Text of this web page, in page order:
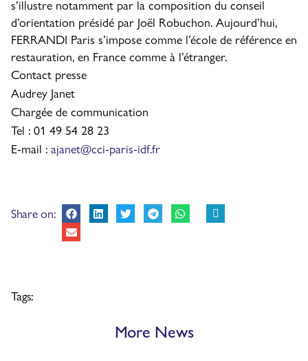
s’illustre notamment par la composition du conseil
d’orientation présidé par Joël Robuchon. Aujourd’hui,
FERRANDI Paris s’impose comme l’école de référence en
restauration, en France comme à l’étranger.
Contact presse
Audrey Janet
Chargée de communication
Tel : 01 49 54 28 23
E-mail : ajanet@cci-paris-idf.fr
Share on:
Tags:
More News